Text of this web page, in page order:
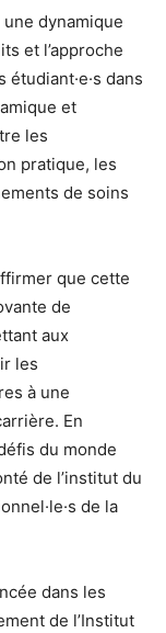
dynamique
et l’approche
dans
et
les
pratique, les
de soins
que cette
de
aux
les
à une
En
du monde
de l’institut du
de la
dans les
de l’Institut